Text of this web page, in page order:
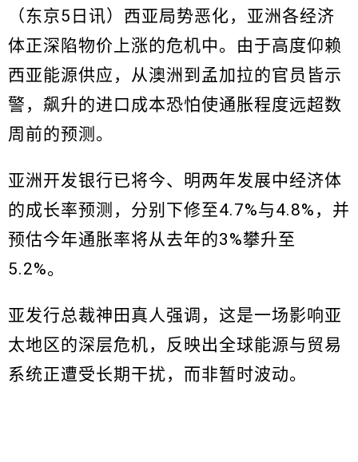
（东京5日讯）西亚局势恶化，亚洲各经济
体正深陷物价上涨的危机中。由于高度仰赖
西亚能源供应，从澳洲到孟加拉的官员皆示
警，飙升的进口成本恐怕使通胀程度远超数
周前的预测。
亚洲开发银行已将今、明两年发展中经济体
的成长率预测，分别下修至4.7%与4.8%，并
预估今年通胀率将从去年的3%攀升至
5.2%。
亚发行总裁神田真人强调，这是一场影响亚
太地区的深层危机，反映出全球能源与贸易
系统正遭受长期干扰，而非暂时波动。